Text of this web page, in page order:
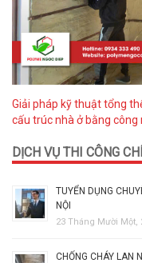
Giải pháp kỹ thuật tổng
cấu trúc nhà ở bằng công
DỊCH VỤ THI CÔNG
TUYỂN DỤNG
NỘI
23 Tháng Mười Một,
CHỐNG CHÁY LAN